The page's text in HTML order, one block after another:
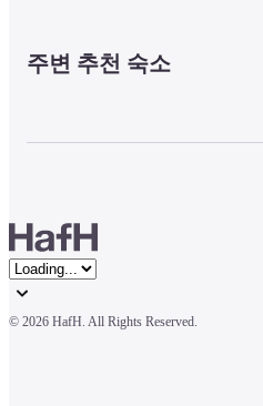
주변 추천 숙소
© 2026 HafH. All Rights Reserved.